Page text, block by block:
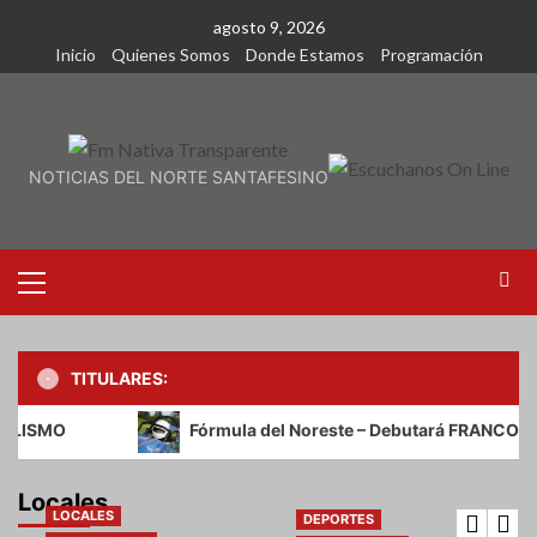
contenido
agosto 9, 2026
Inicio
Quienes Somos Donde Estamos Programación
NOTICIAS DEL NORTE SANTAFESINO
primario
TITULARES:
Fórmula del Noreste – Debutará FRANCO DE
Locales
LOCALES
HOY ES EL DIA DEL PILOTO DE
5 años atrás
LOCALES
DEPORTES